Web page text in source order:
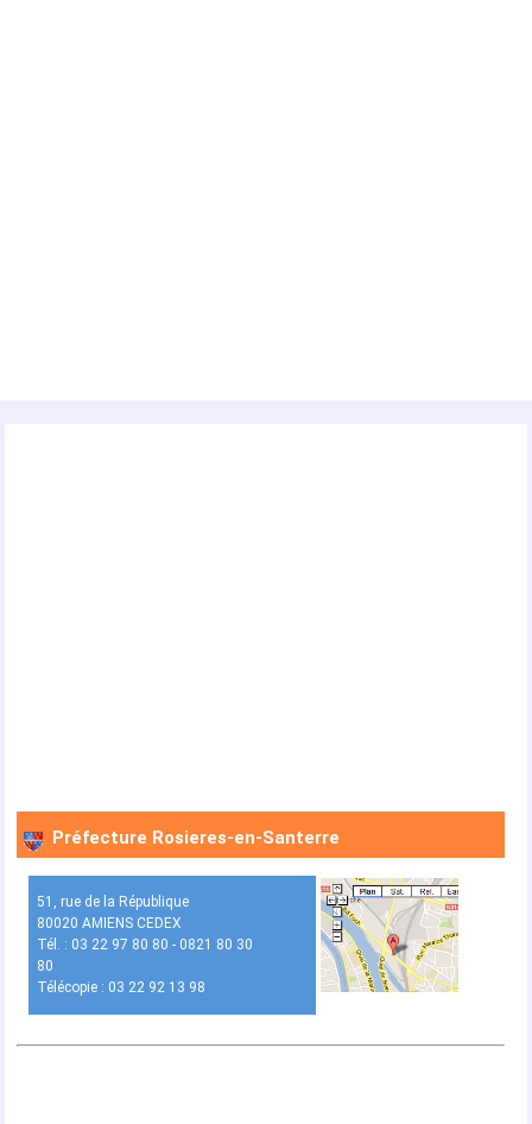
Préfecture Rosieres-en-Santerre
51, rue de la République
80020 AMIENS CEDEX
Tél. : 03 22 97 80 80 - 0821 80 30
80
Télécopie : 03 22 92 13 98